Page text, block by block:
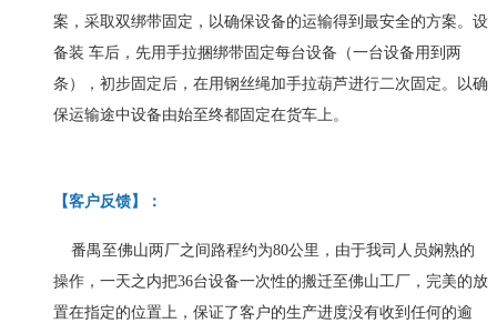
案，采取双绑带固定，以确保设备的运输得到最安全的方案。设
备装 车后，先用手拉捆绑带固定每台设备（一台设备用到两
条），初步固定后，在用钢丝绳加手拉葫芦进行二次固定。以确
保运输途中设备由始至终都固定在货车上。
【客户反馈】 ：
番禺至佛山两厂之间路程约为80公里，由于我司人员娴熟的
操作，一天之内把36台设备一次性的搬迁至佛山工厂，完美的放
置在指定的位置上，保证了客户的生产进度没有收到任何的逾